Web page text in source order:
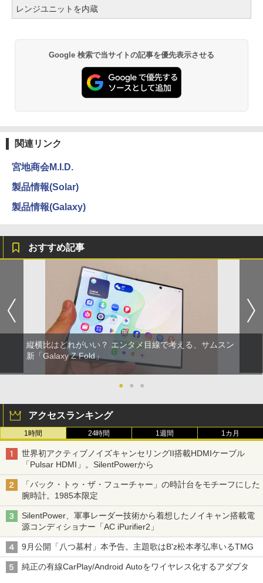
レンジユニットを内蔵
Google 検索で当サイトの記事を優先表示させる
関連リンク
宮地商会M.I.D.
製品情報(Solar)
製品情報(Galaxy)
おすすめ記事
縦横比はどれがいい？ エンタメ目線で考える、サムスン
新「Galaxy Z Fold」
● ● ●
アクセスランキング
1時間 24時間 1週間 1カ月
世界初アクティブノイズキャンセリングII搭載HDMIケーブル
「Pulsar HDMI」。SilentPowerから
「バック・トゥ・ザ・フューチャー」の時計台をモチーフにした
腕時計。1985本限定
SilentPower、軍事レーダー技術から着想したノイキャン搭載電
源コンディショナー「AC iPurifier2」
9月公開「八つ墓村」本予告。主題歌はB'z松本孝弘率いるTMG
純正の有線CarPlay/Android Autoをワイヤレス化するアダプタ